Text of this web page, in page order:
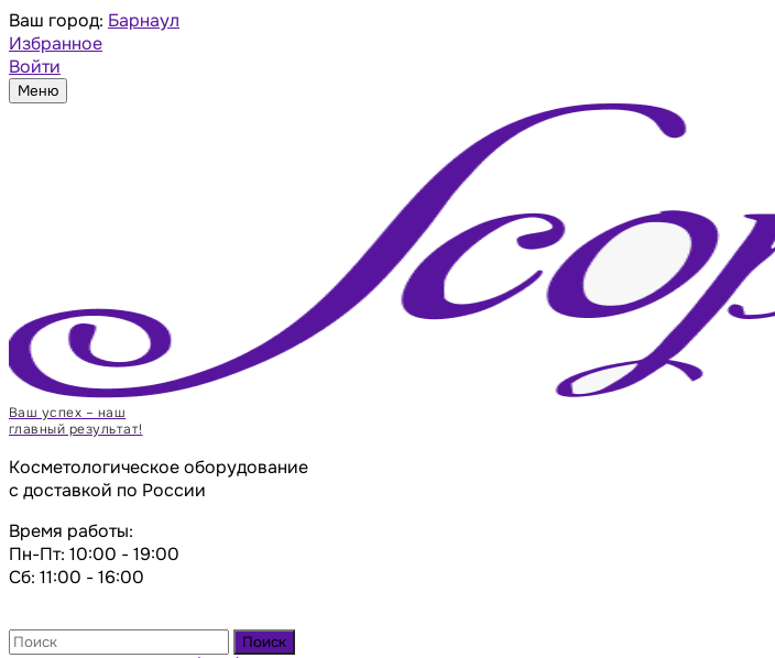
Ваш город: Барнаул
Избранное
Войти
Меню
Ваш успех – наш
главный результат!
Косметологическое оборудование
с доставкой по России
Время работы:
Пн-Пт: 10:00 - 19:00
Сб: 11:00 - 16:00
Поиск